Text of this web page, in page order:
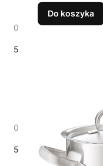
0
5
0
5
Do koszyka